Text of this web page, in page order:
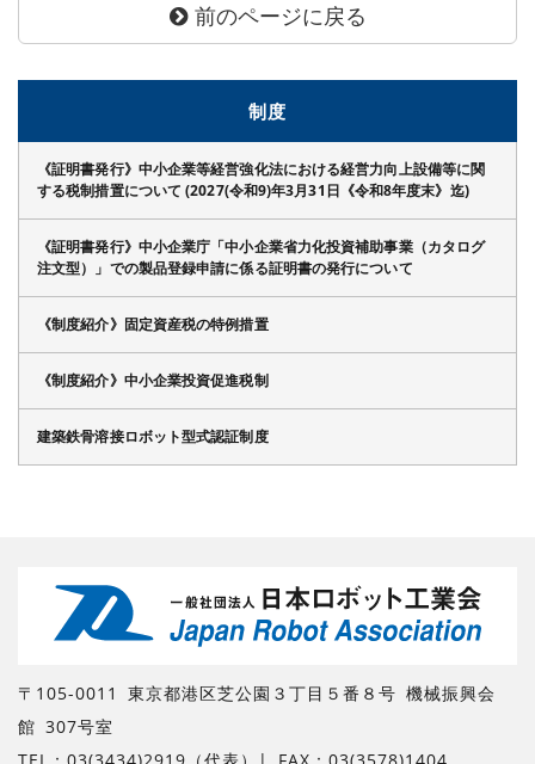
前のページに戻る
制度
《証明書発行》中小企業等経営強化法における経営力向上設備等に関
する税制措置について (2027(令和9)年3月31日《令和8年度末》迄)
《証明書発行》中小企業庁「中小企業省力化投資補助事業（カタログ
注文型）」での製品登録申請に係る証明書の発行について
《制度紹介》固定資産税の特例措置
《制度紹介》中小企業投資促進税制
建築鉄骨溶接ロボット型式認証制度
〒105-0011 東京都港区芝公園３丁目５番８号 機械振興会
館 307号室